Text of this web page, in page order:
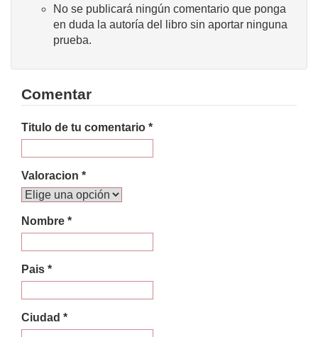
No se publicará ningún comentario que ponga
en duda la autoría del libro sin aportar ninguna
prueba.
Comentar
Titulo de tu comentario *
Valoracion *
Nombre *
Pais *
Ciudad *